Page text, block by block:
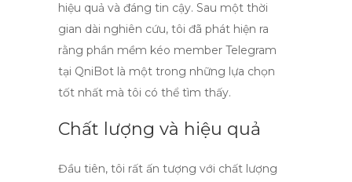
hiệu quả và đáng tin cậy. Sau một thời
gian dài nghiên cứu, tôi đã phát hiện ra
rằng phần mềm kéo member Telegram
tại QniBot là một trong những lựa chọn
tốt nhất mà tôi có thể tìm thấy.
Chất lượng và hiệu quả
Đầu tiên, tôi rất ấn tượng với chất lượng